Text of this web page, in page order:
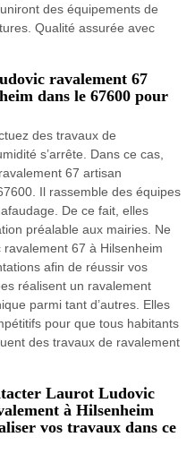
des équipements de
Qualité assurée avec
ravalement 67
dans le 67600 pour
des travaux de
s’arrête. Dans ce cas,
67 artisan
Il rassemble des équipes
De ce fait, elles
préalable aux mairies. Ne
67 à Hilsenheim
afin de réussir vos
réalisent un ravalement
parmi tant d’autres. Elles
pour que tous habitants
des travaux de ravalement
Laurot Ludovic
à Hilsenheim
vos travaux dans ce